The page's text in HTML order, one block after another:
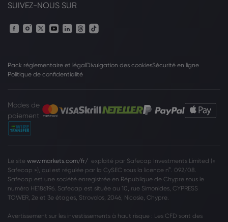
SUIVEZ-NOUS SUR
Pack réglementaire et légalDivulgation des cookiesSécurité en ligne
Politique de confidentialité
Modes de
paiement
Le site www.markets.com/fr/ exploité par Safecap Investments Limited («
Safecap »), qui est régulée par la CySEC sous la licence n°. 092/08.
Safecap est une société enregistrée en République de Chypre sous le
numéro HE186196. Safecap est située au 10, rue Simonides, CYPRESS
TOWER, 2e et 3e étages, Strovolos, 2046, Nicosie, Chypre.
Avertissement sur les investissements à haut risque : Les CFD sont des